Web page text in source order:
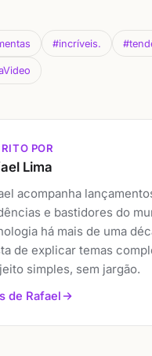
#incríveis.
POR
Lima
acompanha
e bastidores do
há mais de uma
de explicar temas
simples, sem jargão.
de Rafael